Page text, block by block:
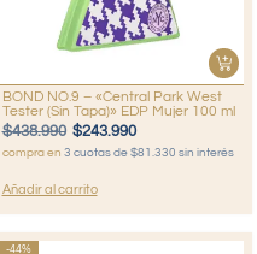
BOND NO.9 – «Central Park West
Tester (Sin Tapa)» EDP Mujer 100 ml
$438.990 $243.990
compra en 3 cuotas de $81.330 sin interés
Añadir al carrito
-44%